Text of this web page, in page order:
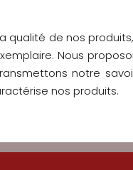
qualité de nos
Nous
notre
nos produits.